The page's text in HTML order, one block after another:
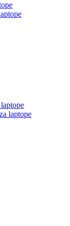
laptope